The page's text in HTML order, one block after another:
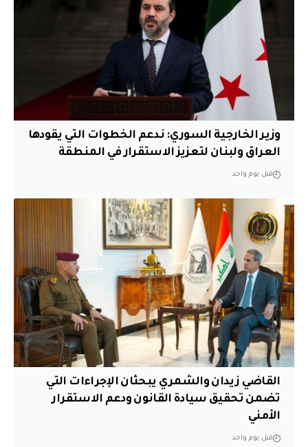
وزير الخارجية السوري: ندعم الخطوات التي يقودها
العراق ولبنان لتعزيز الاستقرار في المنطقة
قبل يوم واحد
القاضي زيدان والشمري يبحثان الإجراءات التي
تضمن تحقيق سيادة القانون ودعم الاستقرار
الأمني
قبل يوم واحد